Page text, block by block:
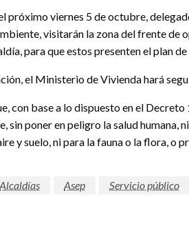
próximo viernes 5 de octubre,
visitarán la zona del frente de
para que estos presenten el plan
el Ministerio de Vivienda hará
con base a lo dispuesto en el
sin poner en peligro la salud
y suelo, ni para la fauna o la flora, o
Alcaldías Asep Servicio público